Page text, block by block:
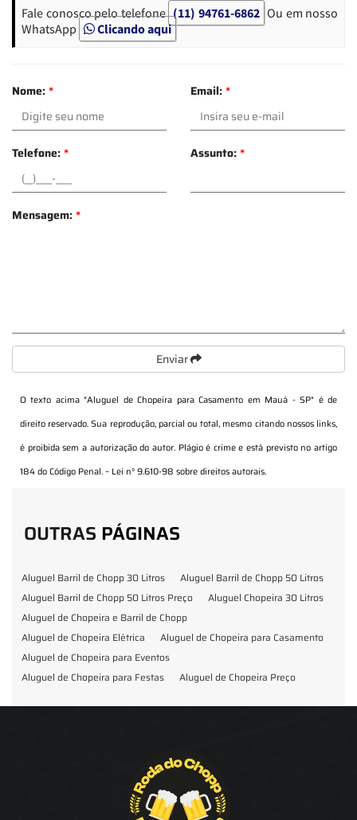
Fale conosco pelo telefone (11) 94761-6862 Ou em nosso
WhatsApp
Clicando aqui
Nome:* Email:*
Telefone:* Assunto:*
Mensagem:*
Enviar
O texto acima "Aluguel de Chopeira para Casamento em Mauá - SP" é de
direito reservado. Sua reprodução, parcial ou total, mesmo citando nossos links,
é proibida sem a autorização do autor. Plágio é crime e está previsto no artigo
184 do Código Penal. – Lei n° 9.610-98 sobre direitos autorais.
OUTRAS PÁGINAS
Aluguel Barril de Chopp 30 Litros
Aluguel Barril de Chopp 50 Litros
Aluguel Barril de Chopp 50 Litros Preço
Aluguel Chopeira 30 Litros
Aluguel de Chopeira e Barril de Chopp
Aluguel de Chopeira Elétrica
Aluguel de Chopeira para Casamento
Aluguel de Chopeira para Eventos
Aluguel de Chopeira para Festas
Aluguel de Chopeira Preço
Chopp Festas e Eventos
Chopp Pilsen
Fornecedor Barril de Chopp
Fornecedor de Barril de Chopp
Chopeira